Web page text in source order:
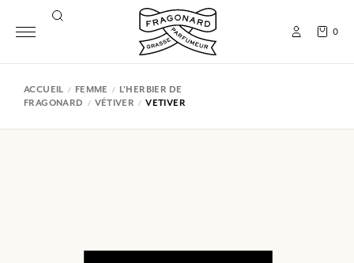
0
ACCUEIL FEMME
L'HERBIER DE
FRAGONARD
VÉTIVER VETIVER